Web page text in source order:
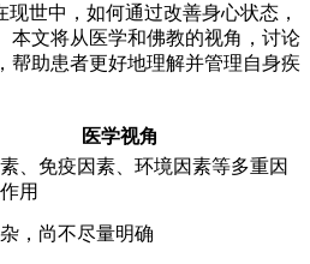
现世中，如何通过改善身心状态，
本文将从医学和佛教的视角，讨论
帮助患者更好地理解并管理自身疾
医学视角
、免疫因素、环境因素等多重因
用
，尚不尽量明确